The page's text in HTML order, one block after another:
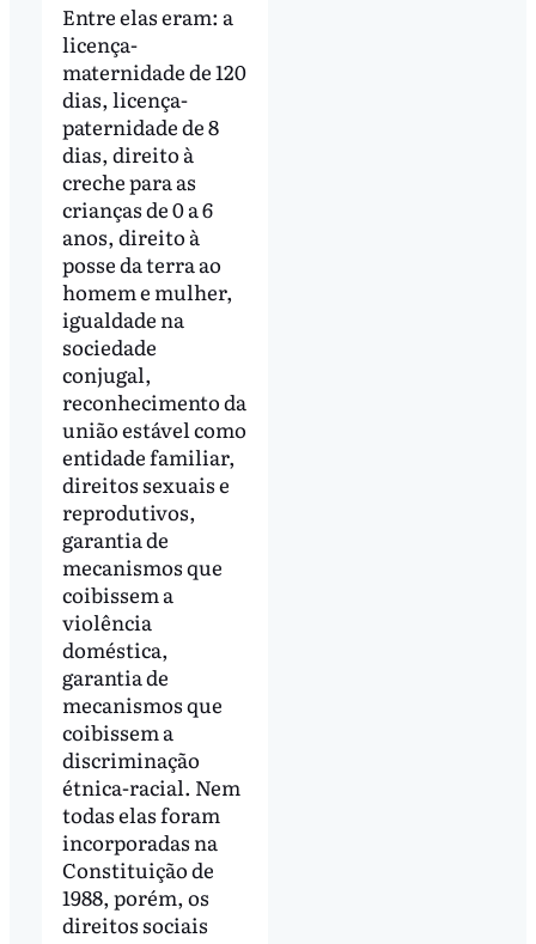
Entre elas eram: a
licença-
maternidade de 120
dias, licença-
paternidade de 8
dias, direito à
creche para as
crianças de 0 a 6
anos, direito à
posse da terra ao
homem e mulher,
igualdade na
sociedade
conjugal,
reconhecimento da
união estável como
entidade familiar,
direitos sexuais e
reprodutivos,
garantia de
mecanismos que
coibissem a
violência
doméstica,
garantia de
mecanismos que
coibissem a
discriminação
étnica-racial. Nem
todas elas foram
incorporadas na
Constituição de
1988, porém, os
direitos sociais